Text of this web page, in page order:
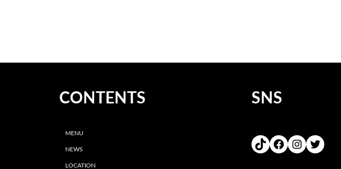
CONTENTS
MENU
NEWS
LOCATION
SNS
TikTokFacebook
Instagram
Twitter